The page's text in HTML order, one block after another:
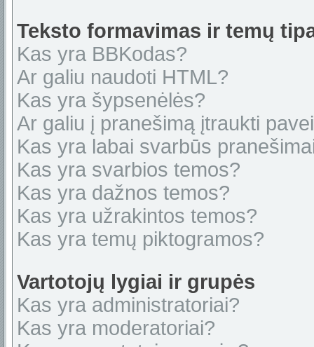
Teksto formavimas ir temų
Kas yra BBKodas?
Ar galiu naudoti HTML?
Kas yra šypsenėlės?
Ar galiu į pranešimą įtraukti
Kas yra labai svarbūs
Kas yra svarbios temos?
Kas yra dažnos temos?
Kas yra užrakintos temos?
Kas yra temų piktogramos?
Vartotojų lygiai ir grupės
Kas yra administratoriai?
Kas yra moderatoriai?